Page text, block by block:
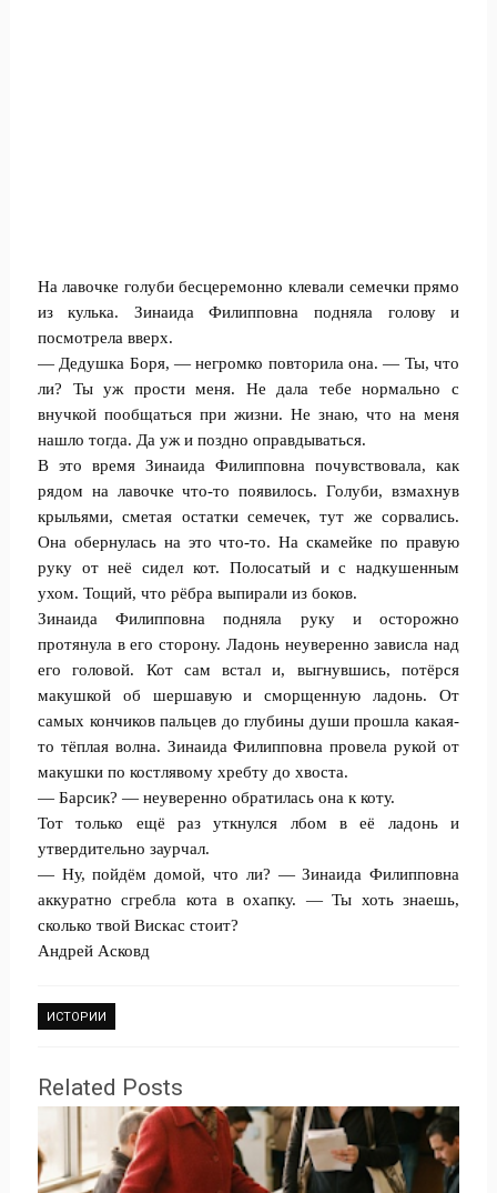
На лавочке голуби бесцеремонно клевали семечки прямо
из кулька. Зинаида Филипповна подняла голову и
посмотрела вверх.
— Дедушка Боря, — негромко повторила она. — Ты, что
ли? Ты уж прости меня. Не дала тебе нормально с
внучкой пообщаться при жизни. Не знаю, что на меня
нашло тогда. Да уж и поздно оправдываться.
В это время Зинаида Филипповна почувствовала, как
рядом на лавочке что-то появилось. Голуби, взмахнув
крыльями, сметая остатки семечек, тут же сорвались.
Она обернулась на это что-то. На скамейке по правую
руку от неё сидел кот. Полосатый и с надкушенным
ухом. Тощий, что рёбра выпирали из боков.
Зинаида Филипповна подняла руку и осторожно
протянула в его сторону. Ладонь неуверенно зависла над
его головой. Кот сам встал и, выгнувшись, потёрся
макушкой об шершавую и сморщенную ладонь. От
самых кончиков пальцев до глубины души прошла какая-
то тёплая волна. Зинаида Филипповна провела рукой от
макушки по костлявому хребту до хвоста.
— Барсик? — неуверенно обратилась она к коту.
Тот только ещё раз уткнулся лбом в её ладонь и
утвердительно заурчал.
— Ну, пойдём домой, что ли? — Зинаида Филипповна
аккуратно сгребла кота в охапку. — Ты хоть знаешь,
сколько твой Вискас стоит?
Андрей Асковд
ИСТОРИИ
Related Posts